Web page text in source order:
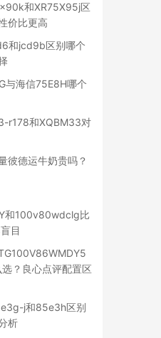
和XR75X95j区
价比更高
和jcd9b区别哪个
与海信75E8H哪个
r178和XQBM33对
彼德运牛奶贵吗？
和100v80wdclg比
目
？良心点评配置区
j和85e3h区别
析